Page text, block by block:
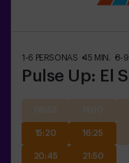
1-6 PERSONAS 45 MIN. 8-
Pulse Up: El
15:20 16:25
20:45 21:50